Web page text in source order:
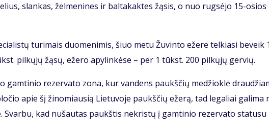
slan­kas, žel­me­ni­nes ir bal­ta­kak­tes žą­sis, o nuo rug­sė­jo 15-osios
tu­ri­mais duo­me­ni­mis, šiuo me­tu Žu­vin­to eže­re tel­kia­si be­veik 1
pil­kų­jų žą­sų, eže­ro apy­lin­kė­se – per 1 tūkst. 200 pil­kų­jų ger­vių.
gam­ti­nio re­zer­va­to zo­na, kur van­dens paukš­čių me­džiok­lė
apie šį ži­no­miau­sią Lie­tu­vo­je paukš­čių eže­rą, tad le­ga­liai ga­li­ma
Svar­bu, kad nu­šau­tas paukš­tis ne­kris­tų į gam­ti­nio re­zer­va­to sta­tu­su